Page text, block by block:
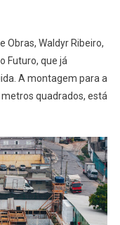
Obras, Waldyr Ribeiro,
Futuro, que já
A montagem para a
quadrados, está